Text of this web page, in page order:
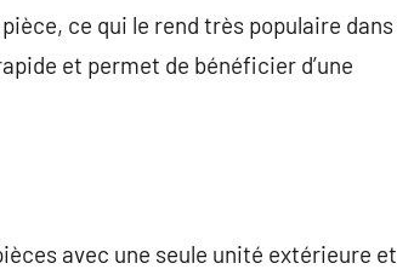
ce qui le rend très populaire dans
et permet de bénéficier d’une
avec une seule unité extérieure et